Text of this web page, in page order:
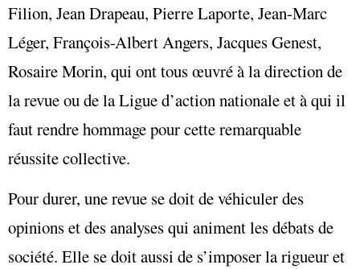
Filion, Jean Drapeau, Pierre Laporte, Jean-Marc
Léger, François-Albert Angers, Jacques Genest,
Rosaire Morin, qui ont tous œuvré à la direction de
la revue ou de la Ligue d’action nationale et à qui il
faut rendre hommage pour cette remarquable
réussite collective.
Pour durer, une revue se doit de véhiculer des
opinions et des analyses qui animent les débats de
société. Elle se doit aussi de s’imposer la rigueur et